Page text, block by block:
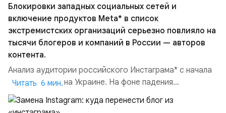
Блокировки западных социальных сетей и
включение продуктов Meta* в список
экстремистских организаций серьезно повлияло на
тысячи блогеров и компаний в России — авторов
контента.
Анализ аудитории российского Инстаграма* с начала
спецоперации на Украине. На фоне падения
российского трафика из Инстаграма* уходят авторы
контента: действительно, нет смысла продолжать вести
Читать 6 мин.